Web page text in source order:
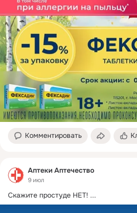
Комментировать
Аптеки Аптечество
9 июл
Скажите простуде НЕТ! ...